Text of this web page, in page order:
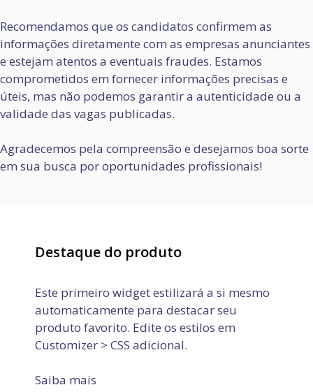
Recomendamos que os candidatos confirmem as
informações diretamente com as empresas anunciantes
e estejam atentos a eventuais fraudes. Estamos
comprometidos em fornecer informações precisas e
úteis, mas não podemos garantir a autenticidade ou a
validade das vagas publicadas.
Agradecemos pela compreensão e desejamos boa sorte
em sua busca por oportunidades profissionais!
Destaque do produto
Este primeiro widget estilizará a si mesmo
automaticamente para destacar seu
produto favorito. Edite os estilos em
Customizer > CSS adicional.
Saiba mais